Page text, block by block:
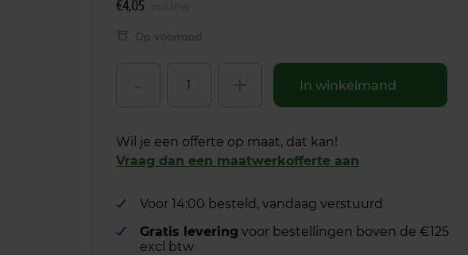
€4,05
Op voorraad
In winkelmand
Wil je een offerte op maat, dat kan!
Vraag dan een maatwerkofferte aan
Voor 14:00 besteld, vandaag verstuurd
Gratis levering voor bestellingen boven de €125
excl btw